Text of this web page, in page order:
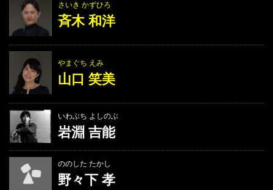
さいき かずひろ
斉木 和洋
やまぐち えみ
山口 笑美
いわぶち よしのぶ
岩淵 吉能
ののした たかし
野々下 孝